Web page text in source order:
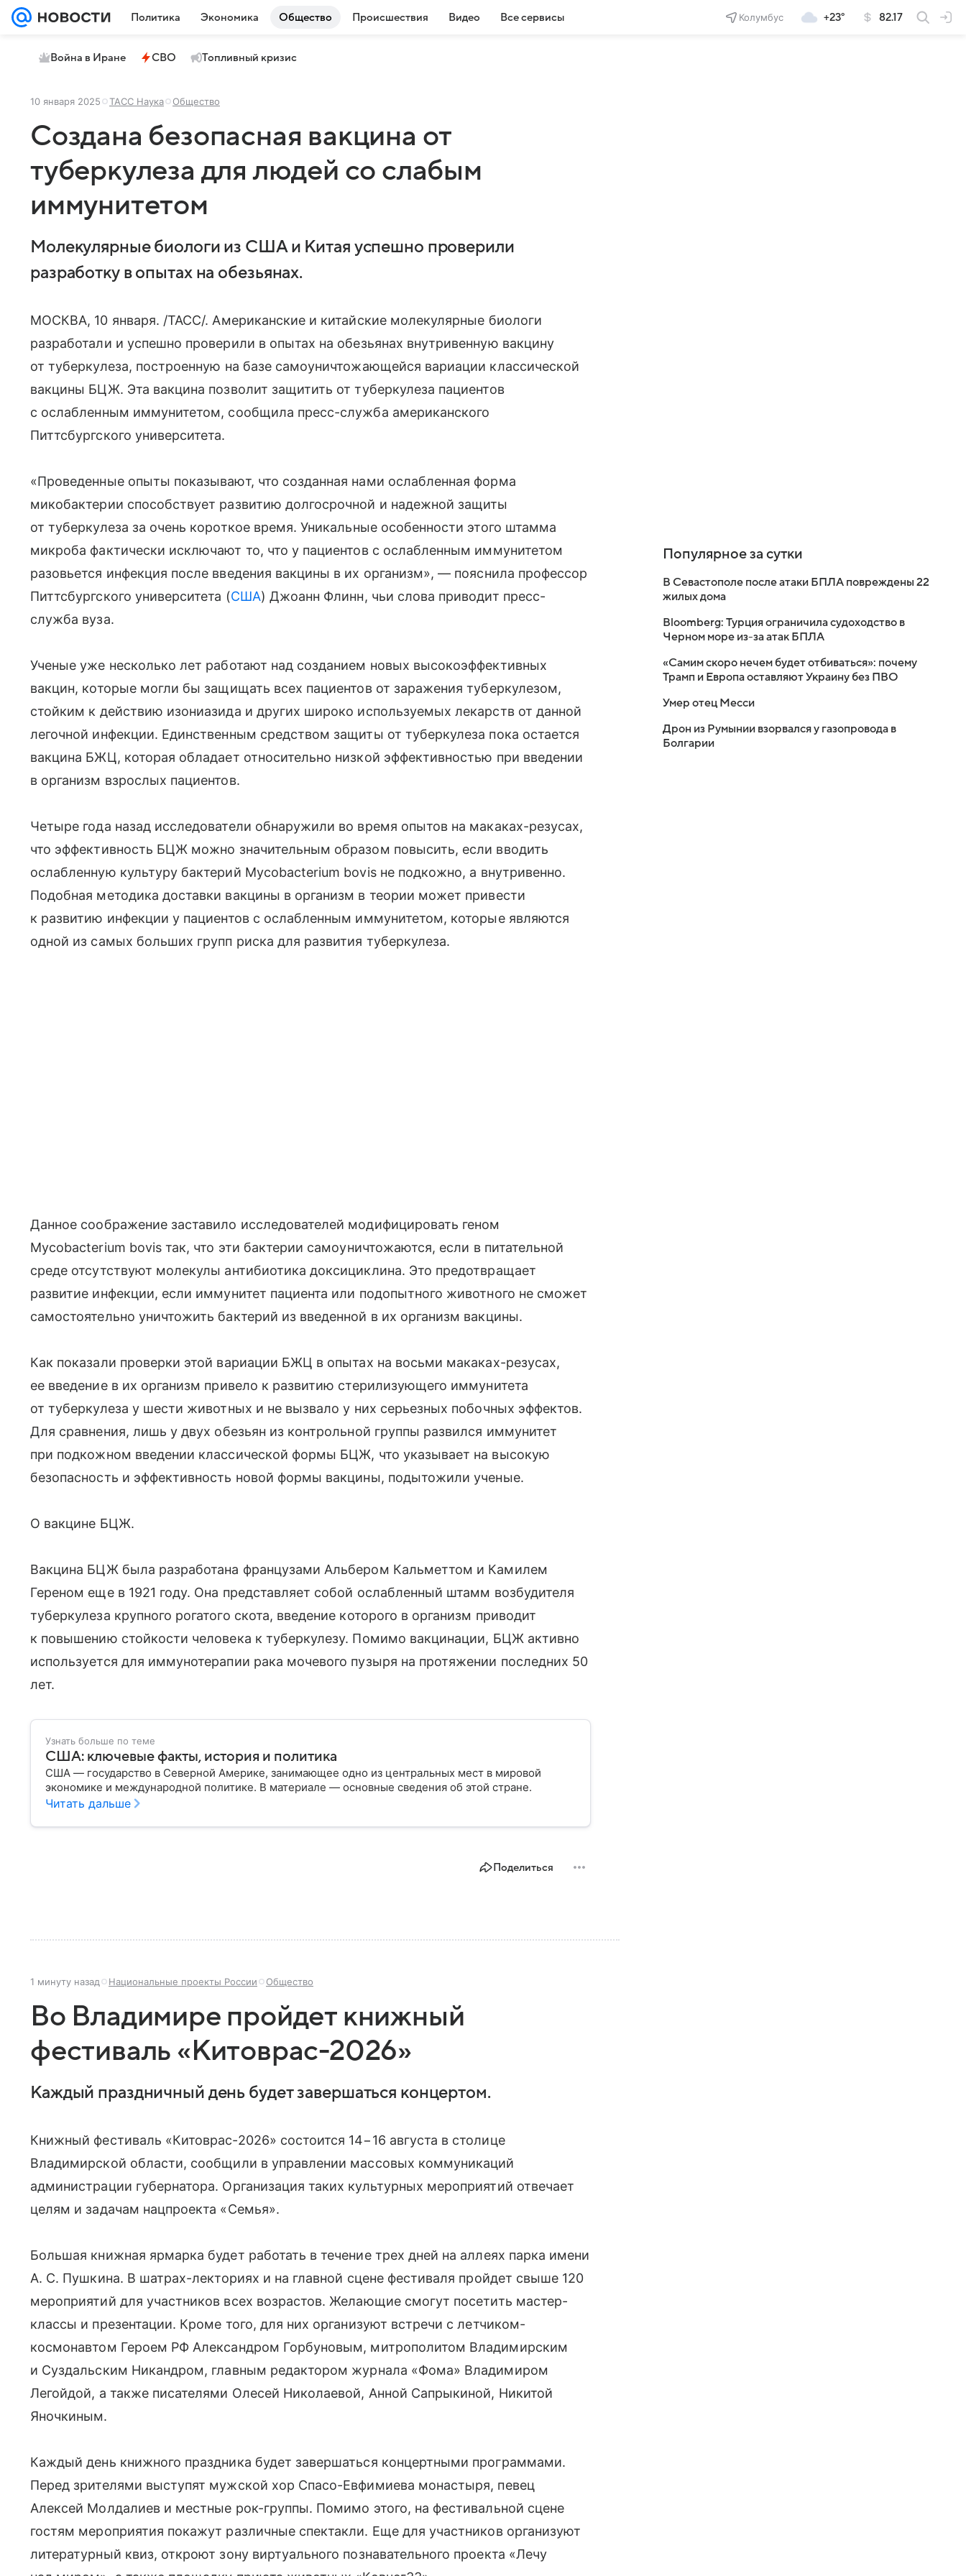
Политика Экономика Общество Происшествия Видео Все сервисы Колумбус +23° 82.17
Война в Иране СВО Топливный кризис
10 января 2025 ТАСС Наука Общество
Создана безопасная вакцина от
туберкулеза для людей со слабым
иммунитетом
Молекулярные биологи из США и Китая успешно проверили
разработку в опытах на обезьянах.
МОСКВА, 10 января. /ТАСС/. Американские и китайские молекулярные биологи
разработали и успешно проверили в опытах на обезьянах внутривенную вакцину
от туберкулеза, построенную на базе самоуничтожающейся вариации классической
вакцины БЦЖ. Эта вакцина позволит защитить от туберкулеза пациентов
с ослабленным иммунитетом, сообщила пресс-служба американского
Питтсбургского университета.
«Проведенные опыты показывают, что созданная нами ослабленная форма
микобактерии способствует развитию долгосрочной и надежной защиты
от туберкулеза за очень короткое время. Уникальные особенности этого штамма
микроба фактически исключают то, что у пациентов с ослабленным иммунитетом
разовьется инфекция после введения вакцины в их организм», — пояснила профессор
Питтсбургского университета (США) Джоанн Флинн, чьи слова приводит пресс-
служба вуза.
Ученые уже несколько лет работают над созданием новых высокоэффективных
вакцин, которые могли бы защищать всех пациентов от заражения туберкулезом,
стойким к действию изониазида и других широко используемых лекарств от данной
легочной инфекции. Единственным средством защиты от туберкулеза пока остается
вакцина БЖЦ, которая обладает относительно низкой эффективностью при введении
в организм взрослых пациентов.
Четыре года назад исследователи обнаружили во время опытов на макаках-резусах,
что эффективность БЦЖ можно значительным образом повысить, если вводить
ослабленную культуру бактерий Mycobacterium bovis не подкожно, а внутривенно.
Подобная методика доставки вакцины в организм в теории может привести
к развитию инфекции у пациентов с ослабленным иммунитетом, которые являются
одной из самых больших групп риска для развития туберкулеза.
Данное соображение заставило исследователей модифицировать геном
Mycobacterium bovis так, что эти бактерии самоуничтожаются, если в питательной
среде отсутствуют молекулы антибиотика доксициклина. Это предотвращает
развитие инфекции, если иммунитет пациента или подопытного животного не сможет
самостоятельно уничтожить бактерий из введенной в их организм вакцины.
Как показали проверки этой вариации БЖЦ в опытах на восьми макаках-резусах,
ее введение в их организм привело к развитию стерилизующего иммунитета
от туберкулеза у шести животных и не вызвало у них серьезных побочных эффектов.
Для сравнения, лишь у двух обезьян из контрольной группы развился иммунитет
при подкожном введении классической формы БЦЖ, что указывает на высокую
безопасность и эффективность новой формы вакцины, подытожили ученые.
О вакцине БЦЖ.
Вакцина БЦЖ была разработана французами Альбером Кальметтом и Камилем
Гереном еще в 1921 году. Она представляет собой ослабленный штамм возбудителя
туберкулеза крупного рогатого скота, введение которого в организм приводит
к повышению стойкости человека к туберкулезу. Помимо вакцинации, БЦЖ активно
используется для иммунотерапии рака мочевого пузыря на протяжении последних 50
лет.
Узнать больше по теме
США: ключевые факты, история и политика
США — государство в Северной Америке, занимающее одно из центральных мест в мировой
экономике и международной политике. В материале — основные сведения об этой стране.
Читать дальше
Поделиться
1 минуту назад Национальные проекты России Общество
Во Владимире пройдет книжный
фестиваль «Китоврас-2026»
Каждый праздничный день будет завершаться концертом.
Книжный фестиваль «Китоврас-2026» состоится 14−16 августа в столице
Владимирской области, сообщили в управлении массовых коммуникаций
администрации губернатора. Организация таких культурных мероприятий отвечает
целям и задачам нацпроекта «Семья».
Большая книжная ярмарка будет работать в течение трех дней на аллеях парка имени
А. С. Пушкина. В шатрах-лекториях и на главной сцене фестиваля пройдет свыше 120
мероприятий для участников всех возрастов. Желающие смогут посетить мастер-
классы и презентации. Кроме того, для них организуют встречи с летчиком-
космонавтом Героем РФ Александром Горбуновым, митрополитом Владимирским
и Суздальским Никандром, главным редактором журнала «Фома» Владимиром
Легойдой, а также писателями Олесей Николаевой, Анной Сапрыкиной, Никитой
Яночкиным.
Каждый день книжного праздника будет завершаться концертными программами.
Перед зрителями выступят мужской хор Спасо-Евфимиева монастыря, певец
Алексей Молдалиев и местные рок-группы. Помимо этого, на фестивальной сцене
гостям мероприятия покажут различные спектакли. Еще для участников организуют
литературный квиз, откроют зону виртуального познавательного проекта «Лечу
Популярное за сутки
В Севастополе после атаки БПЛА повреждены 22
жилых дома
Bloomberg: Турция ограничила судоходство в
Черном море из-за атак БПЛА
«Самим скоро нечем будет отбиваться»: почему
Трамп и Европа оставляют Украину без ПВО
Умер отец Месси
Дрон из Румынии взорвался у газопровода в
Болгарии